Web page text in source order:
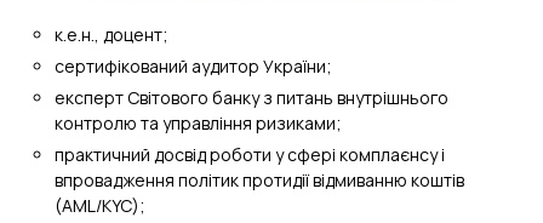
к.е.н., доцент;
сертифікований аудитор України;
експерт Світового банку з питань внутрішнього
контролю та управління ризиками;
практичний досвід роботи у сфері комплаєнсу і
впровадження політик протидії відмиванню коштів
(AML/KYC);